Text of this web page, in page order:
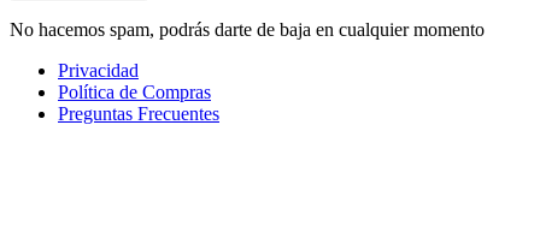
No hacemos spam, podrás darte de baja en cualquier momento
Privacidad
Política de Compras
Preguntas Frecuentes